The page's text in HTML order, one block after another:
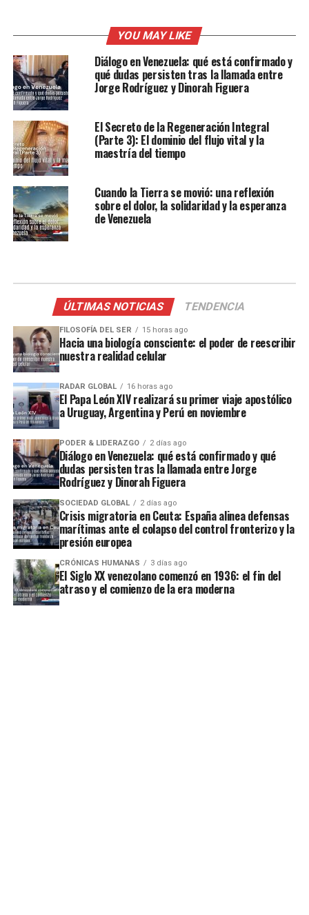
YOU MAY LIKE
Diálogo en Venezuela: qué está confirmado y
qué dudas persisten tras la llamada entre
Jorge Rodríguez y Dinorah Figuera
El Secreto de la Regeneración Integral
(Parte 3): El dominio del flujo vital y la
maestría del tiempo
Cuando la Tierra se movió: una reflexión
sobre el dolor, la solidaridad y la esperanza
de Venezuela
ÚLTIMAS NOTICIAS TENDENCIA
FILOSOFÍA DEL SER 15 horas ago
Hacia una biología consciente: el poder de reescribir
nuestra realidad celular
RADAR GLOBAL 16 horas ago
El Papa León XIV realizará su primer viaje apostólico
a Uruguay, Argentina y Perú en noviembre
PODER & LIDERAZGO 2 días ago
Diálogo en Venezuela: qué está confirmado y qué
dudas persisten tras la llamada entre Jorge
Rodríguez y Dinorah Figuera
SOCIEDAD GLOBAL 2 días ago
Crisis migratoria en Ceuta: España alinea defensas
marítimas ante el colapso del control fronterizo y la
presión europea
CRÓNICAS HUMANAS 3 días ago
El Siglo XX venezolano comenzó en 1936: el fin del
atraso y el comienzo de la era moderna